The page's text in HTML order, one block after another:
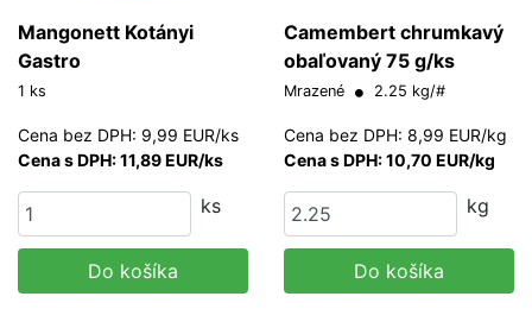
Mangonett Kotányi
Gastro
1 ks
Cena bez DPH: 9,99 EUR/ks
Cena s DPH: 11,89 EUR/ks
ks
Do košíka
Camembert chrumkavý
obaľovaný 75 g/ks
Mrazené 2.25 kg/#
Cena bez DPH: 8,99 EUR/kg
Cena s DPH: 10,70 EUR/kg
kg
Do košíka